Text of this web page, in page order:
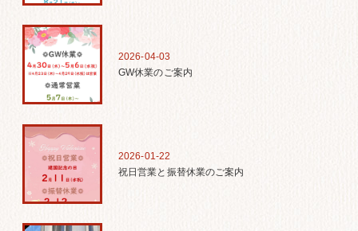
2026-04-03
GW休業のご案内
2026-01-22
祝日営業と振替休業のご案内